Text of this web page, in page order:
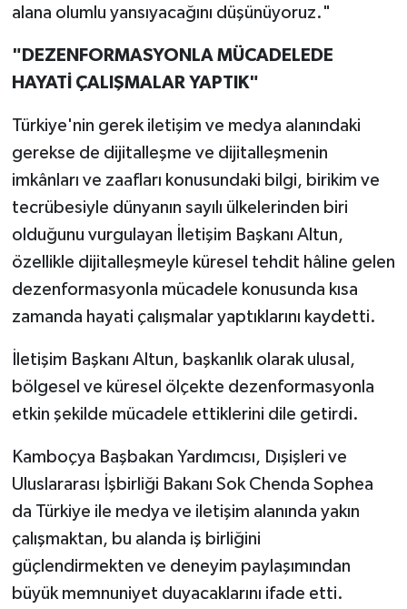
alana olumlu yansıyacağını düşünüyoruz."
"DEZENFORMASYONLA MÜCADELEDE
HAYATİ ÇALIŞMALAR YAPTIK"
Türkiye'nin gerek iletişim ve medya alanındaki
gerekse de dijitalleşme ve dijitalleşmenin
imkânları ve zaafları konusundaki bilgi, birikim ve
tecrübesiyle dünyanın sayılı ülkelerinden biri
olduğunu vurgulayan İletişim Başkanı Altun,
özellikle dijitalleşmeyle küresel tehdit hâline gelen
dezenformasyonla mücadele konusunda kısa
zamanda hayati çalışmalar yaptıklarını kaydetti.
İletişim Başkanı Altun, başkanlık olarak ulusal,
bölgesel ve küresel ölçekte dezenformasyonla
etkin şekilde mücadele ettiklerini dile getirdi.
Kamboçya Başbakan Yardımcısı, Dışişleri ve
Uluslararası İşbirliği Bakanı Sok Chenda Sophea
da Türkiye ile medya ve iletişim alanında yakın
çalışmaktan, bu alanda iş birliğini
güçlendirmekten ve deneyim paylaşımından
büyük memnuniyet duyacaklarını ifade etti.